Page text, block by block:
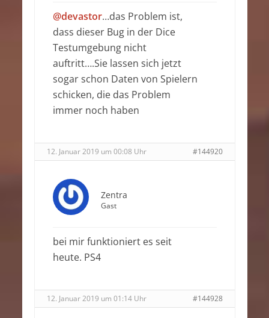
@devastor…das Problem ist,
dass dieser Bug in der Dice
Testumgebung nicht
auftritt….Sie lassen sich jetzt
sogar schon Daten von Spielern
schicken, die das Problem
immer noch haben
12. Januar 2019 um 00:08 Uhr #144920
Zentra
Gast
bei mir funktioniert es seit
heute. PS4
12. Januar 2019 um 01:14 Uhr #144928